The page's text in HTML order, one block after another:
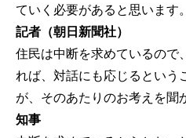
ていく必要があると思います。
記者（朝日新聞社）
住民は中断を求めているので
れば、対話にも応じるという
が、そのあたりのお考えを聞
知事